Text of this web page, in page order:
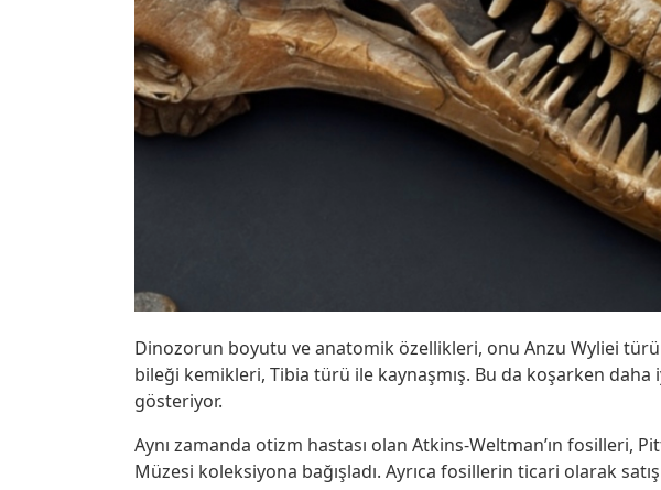
Dinozorun boyutu ve anatomik özellikleri, onu Anzu Wyliei
bileği kemikleri, Tibia türü ile kaynaşmış. Bu da koşarken daha
gösteriyor.
Aynı zamanda otizm hastası olan Atkins-Weltman’ın fosilleri,
Müzesi koleksiyona bağışladı. Ayrıca fosillerin ticari olarak